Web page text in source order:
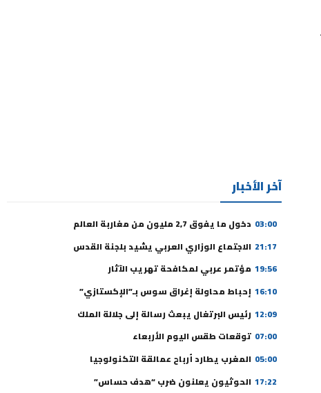
آخر الأخبار
03:00 دخول ما يفوق 2,7 مليون من مغاربة العالم
21:17 الاجتماع الوزاري العربي يشيد بلجنة القدس
19:56 مؤتمر عربي لمكافحة تهريب الآثار
16:10 إحباط محاولة إغراق سوس بـ”الإكستازي”
12:09 رئيس البرتغال يبعث رسالة إلى جلالة الملك
07:00 توقعات طقس اليوم الأربعاء
05:00 المغرب يطارد أرباح عمالقة التكنولوجيا
17:22 الحوثيون يعلنون ضرب “هدف حساس”